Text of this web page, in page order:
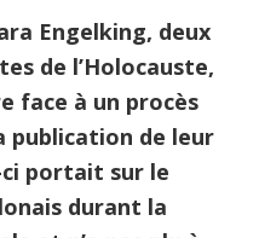
Engelking, deux
de l’Holocauste,
face à un procès
publication de leur
portait sur le
durant la